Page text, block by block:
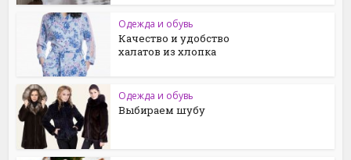
Одежда и обувь
Качество и удобство
халатов из хлопка
Одежда и обувь
Выбираем шубу